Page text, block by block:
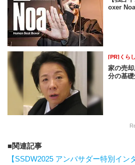
oxer Noa
[PR]くら
家の売
分の基
関連記事
【SSDW2025 アンバサダー特別イン